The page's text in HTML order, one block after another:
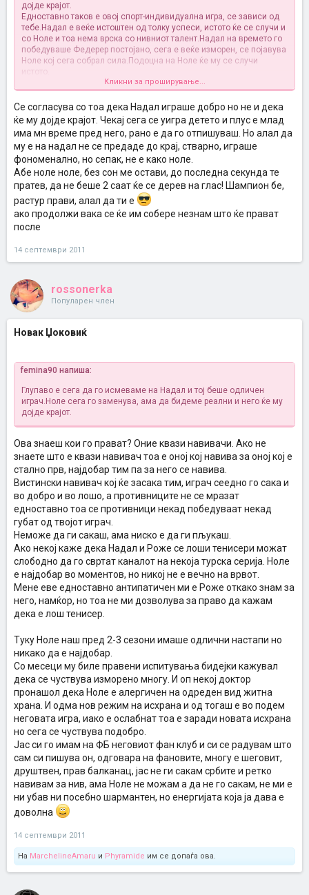
дојде крајот.
Едноставно таков е овој спорт-индивидуална игра, се зависи од
тебе.Надал е веќе истоштен од толку успеси, истото ќе се случи и
со Ноле и тоа нема врска со нивниот талент.Надал на времето го
победуваше Федерер постојано, сега е веќе изморен, се појавува
Ноле кој сега собрал сила.Подоцна на Ноле ќе му се случи
истото.
Како и да е, браво за Ноле и да се надеваме ќе го освои и Ролан
Гарос.Сега нека слави и одмара
Кликни за проширување...
Се согласува со тоа дека Надал играше добро но не и дека
ќе му дојде крајот. Чекај сега се уигра детето и плус е млад
има мн време пред него, рано е да го отпишуваш. Но алал да
му е на надал не се предаде до крај, стварно, играше
фономенално, но сепак, не е како ноле.
Абе ноле ноле, без сон ме остави, до последна секунда те
пратев, да не беше 2 саат ќе се дерев на глас! Шампион бе,
растур прави, алал да ти е
ако продолжи вака се ќе им собере незнам што ќе прават
после
14 септември 2011
rossonerka
Популарен член
Новак Џоковиќ
femina90 напиша:
Глупаво е сега да го исмеваме на Надал и тој беше одличен
играч.Ноле сега го заменува, ама да бидеме реални и него ќе му
дојде крајот.
Ова знаеш кои го прават? Оние квази навивачи. Ако не
знаете што е квази навивач тоа е оној кој навива за оној кој е
стално прв, најдобар тим па за него се навива.
Вистински навивач кој ќе засака тим, играч сеедно го сака и
во добро и во лошо, а противниците не се мразат
едноставно тоа се противници некад победуваат некад
губат од твојот играч.
Неможе да ги сакаш, ама ниско е да ги пљукаш.
Ако некој каже дека Надал и Роже се лоши тенисери можат
слободно да го свртат каналот на некоја турска серија. Ноле
е најдобар во моментов, но никој не е вечно на врвот.
Мене еве едноставно антипатичен ми е Роже откако знам за
него, намќор, но тоа не ми дозволува за право да кажам
дека е лош тенисер.
Туку Ноле наш пред 2-3 сезони имаше одлични настапи но
никако да е најдобар.
Со месеци му биле правени испитувања бидејки кажувал
дека се чуствува изморено многу. И оп некој доктор
пронашол дека Ноле е алергичен на одреден вид житна
храна. И одма нов режим на исхрана и од тогаш е во подем
неговата игра, иако е ослабнат тоа е заради новата исхрана
но сега се чуствува подобро.
Јас си го имам на ФБ неговиот фан клуб и си се радувам што
сам си пишува он, одговара на фановите, многу е шеговит,
друштвен, прав балканац, јас не ги сакам србите и ретко
навивам за нив, ама Ноле не можам а да не го сакам, не ми е
ни убав ни посебно шармантен, но енергијата која ја дава е
доволна
14 септември 2011
На MarchelineAmaru и Phyramide им се допаѓа ова.